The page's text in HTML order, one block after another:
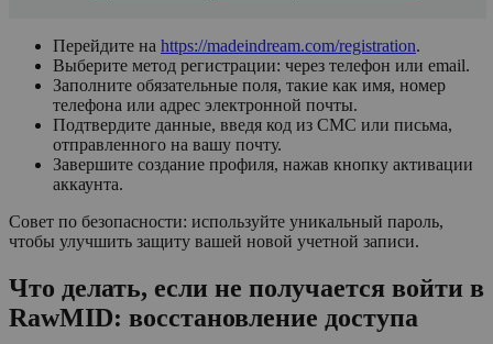
Перейдите на https://madeindream.com/registration.
Выберите метод регистрации: через телефон или email.
Заполните обязательные поля, такие как имя, номер
телефона или адрес электронной почты.
Подтвердите данные, введя код из СМС или письма,
отправленного на вашу почту.
Завершите создание профиля, нажав кнопку активации
аккаунта.
Совет по безопасности: используйте уникальный пароль,
чтобы улучшить защиту вашей новой учетной записи.
Что делать, если не получается войти в
RawMID: восстановление доступа